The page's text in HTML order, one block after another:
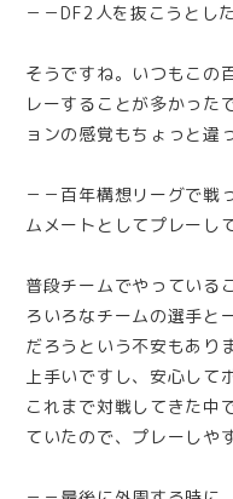
－－DF2人を抜こうとし
そうですね。いつもこの
レーすることが多かった
ョンの感覚もちょっと違
－－百年構想リーグで戦
ムメートとしてプレーし
普段チームでやっている
ろいろなチームの選手と
だろうという不安もあり
上手いですし、安心して
これまで対戦してきた中
ていたので、プレーしや